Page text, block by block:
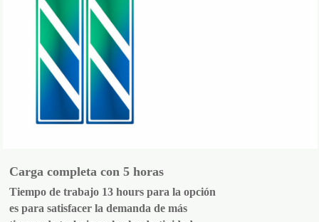
Carga completa con 5 horas
Tiempo de trabajo 13 hours para la opción
es para satisfacer la demanda de más